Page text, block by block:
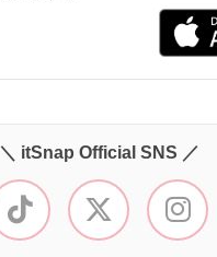
＼ itSnap Official SNS ／